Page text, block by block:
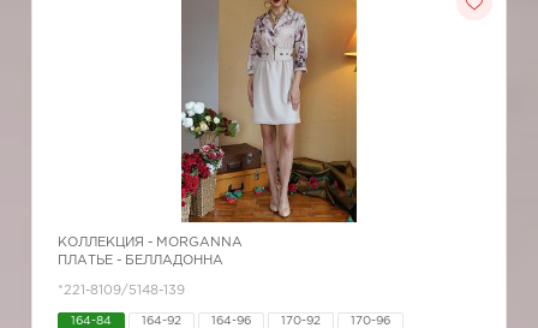
КОЛЛЕКЦИЯ - MORGANNA
ПЛАТЬЕ - БЕЛЛАДОННА
*221-8109/5148-139
164-84 164-92 164-96 170-92 170-96